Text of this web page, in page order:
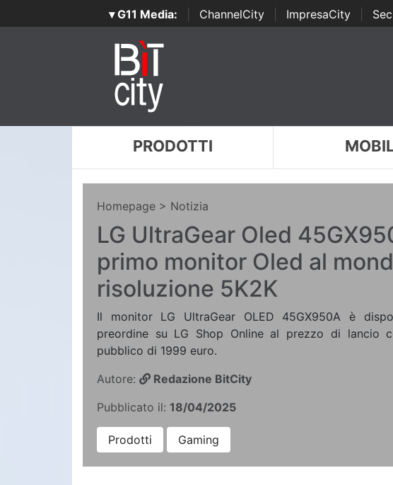
▾ G11 Media: ChannelCity ImpresaCity
PRODOTTI
Homepage > Notizia
LG UltraGear Oled
primo monitor Oled al
risoluzione 5K2K
Il monitor LG UltraGear OLED 45GX950A è
preordine su LG Shop Online al prezzo di lancio
pubblico di 1999 euro.
Autore:
Redazione BitCity
Pubblicato il: 18/04/2025
Prodotti Gaming